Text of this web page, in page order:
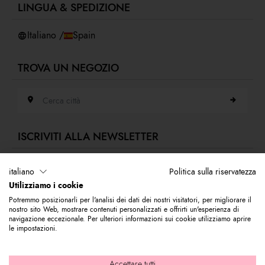
Accessibilità
LINGUA & SPEDIZIONE
Italiano / Spain
TROVA UN NEGOZIO
Cerca città
ISCRIVITI ALLA NEWSLETTER
Iscriviti alla nostra newsletter per rimanere sempre aggiornato sulle novità
del mondo Braccialini. Subito per te 10% di sconto da utilizzare sul tuo
primo acquisto.
italiano Politica sulla riservatezza
Utilizziamo i cookie
Potremmo posizionarli per l'analisi dei dati dei nostri visitatori, per migliorare il
nostro sito Web, mostrare contenuti personalizzati e offrirti un'esperienza di
navigazione eccezionale. Per ulteriori informazioni sui cookie utilizziamo aprire
le impostazioni.